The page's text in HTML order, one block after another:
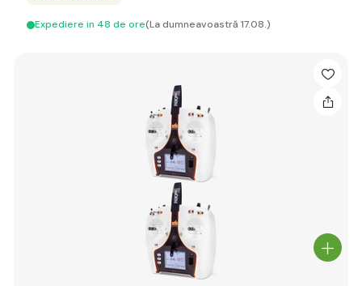
Expediere in 48 de ore(La dumneavoastră 17.08.)